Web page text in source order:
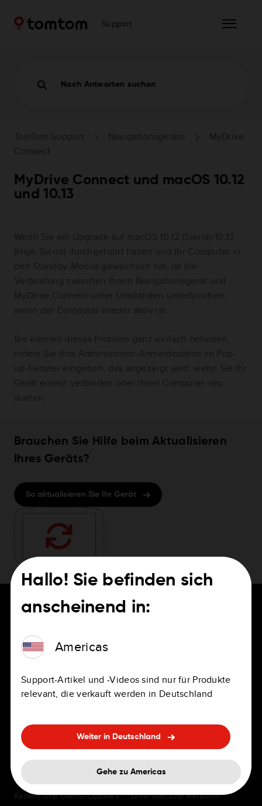
Support
Nach Antworten suchen
MyDrive Connect und macOS 10.12
und 10.13
Brauchen Sie Hilfe beim Aktualisieren
Ihres Geräts?
So aktualisieren Sie Ihr Gerät
FÜR FAHRER
Navigations-Apps
Integrierte Navigation
Zubehör
Karten- und Dienst-Updates
Stellenausschreibungen
Vorteile
FAQ zu Bewerbung und
Einstellung
Diversität und Inklusion
Hallo! Sie befinden sich
anscheinend in:
Americas
Support-Artikel und -Videos sind nur für Produkte
relevant, die verkauft werden in Deutschland
Weiter in Deutschland
Gehe zu Americas